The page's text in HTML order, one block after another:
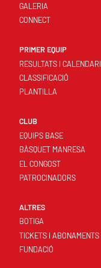
GALERIA
CONNECT
PRIMER EQUIP
RESULTATS I CALENDARI
CLASSIFICACIÓ
PLANTILLA
CLUB
EQUIPS BASE
BÀSQUET MANRESA
EL CONGOST
PATROCINADORS
ALTRES
BOTIGA
TICKETS I ABONAMENTS
FUNDACIÓ